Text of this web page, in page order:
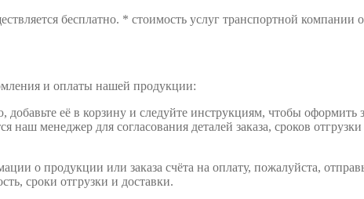
бесплатно. * стоимость услуг транспортной компании
и оплаты нашей продукции:
её в корзину и следуйте инструкциям, чтобы оформить
наш менеджер для согласования деталей заказа, сроков
о продукции или заказа счёта на оплату, пожалуйста,
сроки отгрузки и доставки.